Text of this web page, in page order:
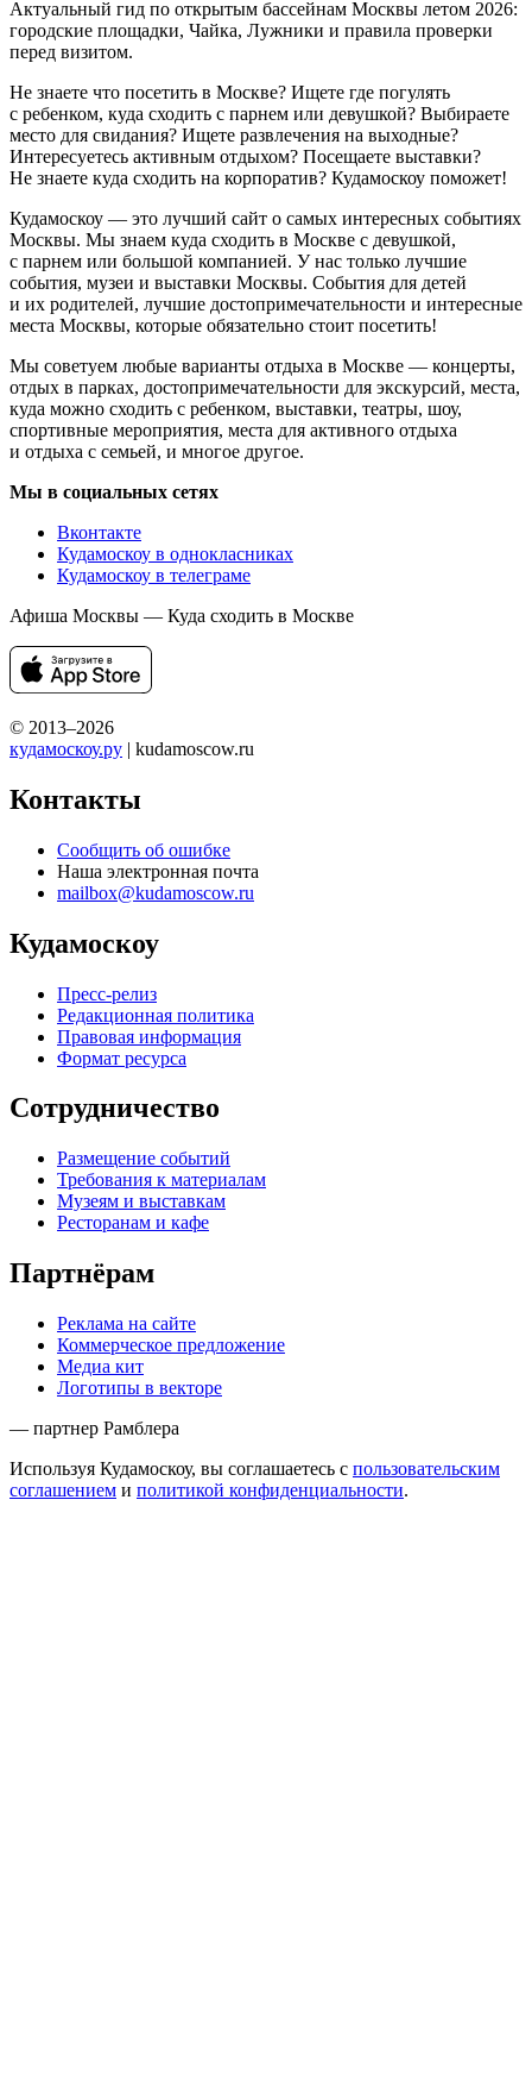
Актуальный гид по открытым бассейнам Москвы летом 2026:
городские площадки, Чайка, Лужники и правила проверки
перед визитом.
Не знаете что посетить в Москве? Ищете где погулять
с ребенком, куда сходить с парнем или девушкой? Выбираете
место для свидания? Ищете развлечения на выходные?
Интересуетесь активным отдыхом? Посещаете выставки?
Не знаете куда сходить на корпоратив? Кудамоскоу поможет!
Кудамоскоу — это лучший сайт о самых интересных событиях
Москвы. Мы знаем куда сходить в Москве с девушкой,
с парнем или большой компанией. У нас только лучшие
события, музеи и выставки Москвы. События для детей
и их родителей, лучшие достопримечательности и интересные
места Москвы, которые обязательно стоит посетить!
Мы советуем любые варианты отдыха в Москве — концерты,
отдых в парках, достопримечательности для экскурсий, места,
куда можно сходить с ребенком, выставки, театры, шоу,
спортивные мероприятия, места для активного отдыха
и отдыха с семьей, и многое другое.
Мы в социальных сетях
Вконтакте
Кудамоскоу в однокласниках
Кудамоскоу в телеграме
Афиша Москвы — Куда сходить в Москве
© 2013–2026
кудамоскоу.ру | kudamoscow.ru
Контакты
Сообщить об ошибке
Наша электронная почта
mailbox@kudamoscow.ru
Кудамоскоу
Пресс-релиз
Редакционная политика
Правовая информация
Формат ресурса
Сотрудничество
Размещение событий
Требования к материалам
Музеям и выставкам
Ресторанам и кафе
Партнёрам
Реклама на сайте
Коммерческое предложение
Медиа кит
Логотипы в векторе
— партнер Рамблера
Используя Кудамоскоу, вы соглашаетесь с пользовательским
соглашением и политикой конфиденциальности.